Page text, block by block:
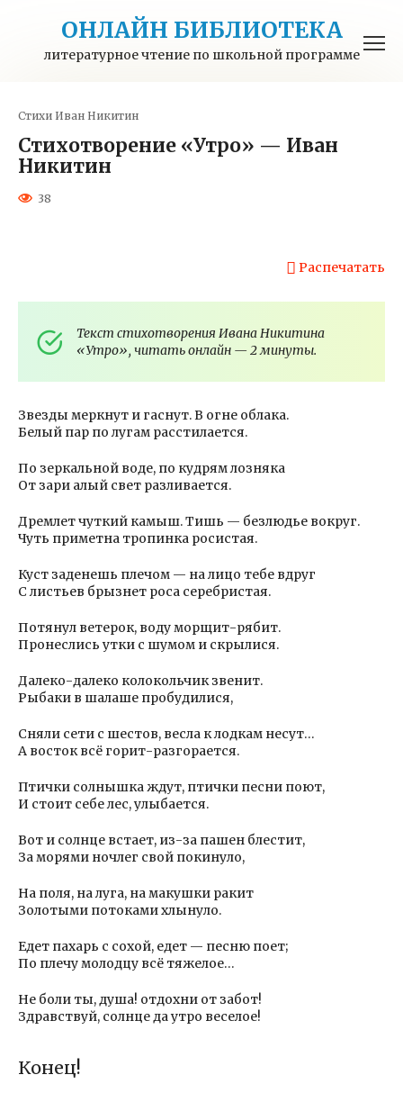
ОНЛАЙН БИБЛИОТЕКА
литературное чтение по школьной программе
Стихи Иван Никитин
Стихотворение «Утро» — Иван
Никитин
38
Распечатать
Текст стихотворения Ивана Никитина
«Утро», читать онлайн — 2 минуты.
Звезды меркнут и гаснут. В огне облака.
Белый пар по лугам расстилается.
По зеркальной воде, по кудрям лозняка
От зари алый свет разливается.
Дремлет чуткий камыш. Тишь — безлюдье вокруг.
Чуть приметна тропинка росистая.
Куст заденешь плечом — на лицо тебе вдруг
С листьев брызнет роса серебристая.
Потянул ветерок, воду морщит-рябит.
Пронеслись утки с шумом и скрылися.
Далеко-далеко колокольчик звенит.
Рыбаки в шалаше пробудилися,
Сняли сети с шестов, весла к лодкам несут…
А восток всё горит-разгорается.
Птички солнышка ждут, птички песни поют,
И стоит себе лес, улыбается.
Вот и солнце встает, из-за пашен блестит,
За морями ночлег свой покинуло,
На поля, на луга, на макушки ракит
Золотыми потоками хлынуло.
Едет пахарь с сохой, едет — песню поет;
По плечу молодцу всё тяжелое…
Не боли ты, душа! отдохни от забот!
Здравствуй, солнце да утро веселое!
Конец!